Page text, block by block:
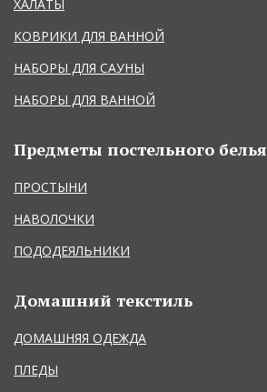
ХАЛАТЫ
КОВРИКИ ДЛЯ ВАННОЙ
НАБОРЫ ДЛЯ САУНЫ
НАБОРЫ ДЛЯ ВАННОЙ
Предметы постельного белья
ПРОСТЫНИ
НАВОЛОЧКИ
ПОДОДЕЯЛЬНИКИ
Домашний текстиль
ДОМАШНЯЯ ОДЕЖДА
ПЛЕДЫ